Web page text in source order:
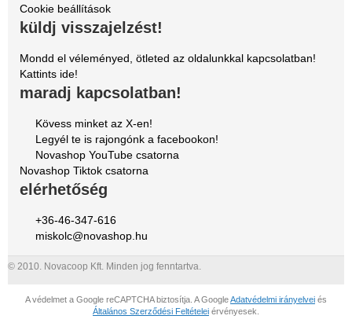
Cookie beállítások
küldj visszajelzést!
Mondd el véleményed, ötleted az oldalunkkal kapcsolatban!
Kattints ide!
maradj kapcsolatban!
Kövess minket az X-en!
Legyél te is rajongónk a facebookon!
Novashop YouTube csatorna
Novashop Tiktok csatorna
elérhetőség
+36-46-347-616
miskolc@novashop.hu
© 2010. Novacoop Kft. Minden jog fenntartva.
A védelmet a Google reCAPTCHA biztosítja. A GoogleAdatvédelmi irányelvei és
Általános Szerződési Feltételei érvényesek.